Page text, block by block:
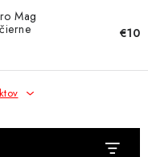
Mag
€10